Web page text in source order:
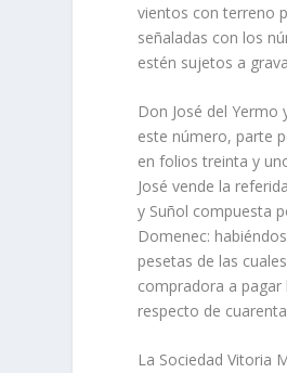
vientos con terreno
señaladas con los
estén sujetos a
Don José del
este número, parte
en folios treinta y
José vende la
y Suñol compuesta
Domenec:
pesetas de las
compradora a
respecto de
La Sociedad Vitoria